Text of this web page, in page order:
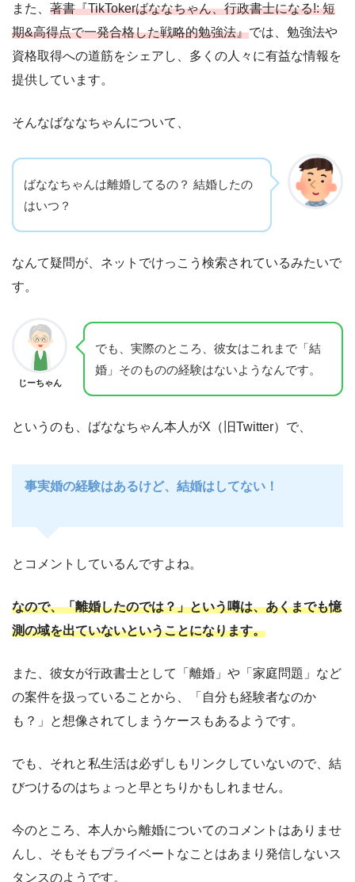
また、 著書『TikTokerばななちゃん、行政書士になる!: 短
期&高得点で一発合格した戦略的勉強法』では、勉強法や
資格取得への道筋をシェアし、多くの人々に有益な情報を
提供しています。
そんなばななちゃんについて、
ばななちゃんは離婚してるの？ 結婚したの
はいつ？
なんて疑問が、ネットでけっこう検索されているみたいで
す。
じーちゃん
でも、実際のところ、彼女はこれまで「結
婚」そのものの経験はないようなんです。
というのも、ばななちゃん本人がX（旧Twitter）で、
事実婚の経験はあるけど、結婚はしてない！
とコメントしているんですよね。
なので、「離婚したのでは？」という噂は、あくまでも憶
測の域を出ていないということになります。
また、彼女が行政書士として「離婚」や「家庭問題」など
の案件を扱っていることから、「自分も経験者なのか
も？」と想像されてしまうケースもあるようです。
でも、それと私生活は必ずしもリンクしていないので、結
びつけるのはちょっと早とちりかもしれません。
今のところ、本人から離婚についてのコメントはありませ
んし、そもそもプライベートなことはあまり発信しないス
タンスのようです。